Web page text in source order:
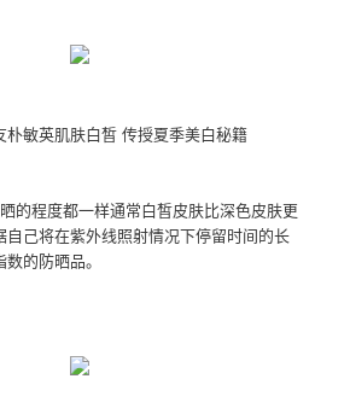
朴敏英肌肤白皙 传授夏季美白秘籍
的程度都一样通常白皙皮肤比深色皮肤更
己将在紫外线照射情况下停留时间的长
的防晒品。